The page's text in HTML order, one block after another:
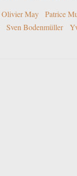
Olivier May Patrice
Sven Bodenmüller